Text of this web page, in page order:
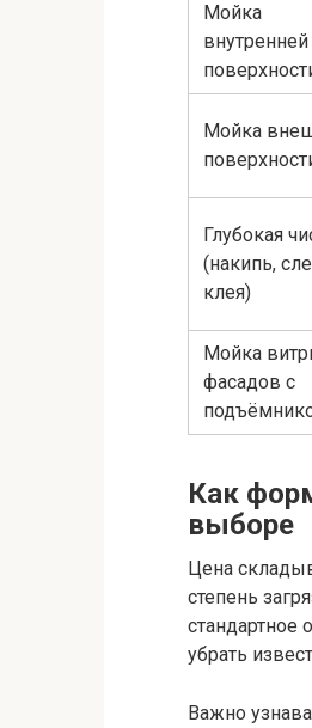
Мойка
внутренней
Мойка
Глубокая
(накипь,
клея)
Мойка
фасадов с
Как
выборе
Цена
степень
стандартное
убрать
Важно